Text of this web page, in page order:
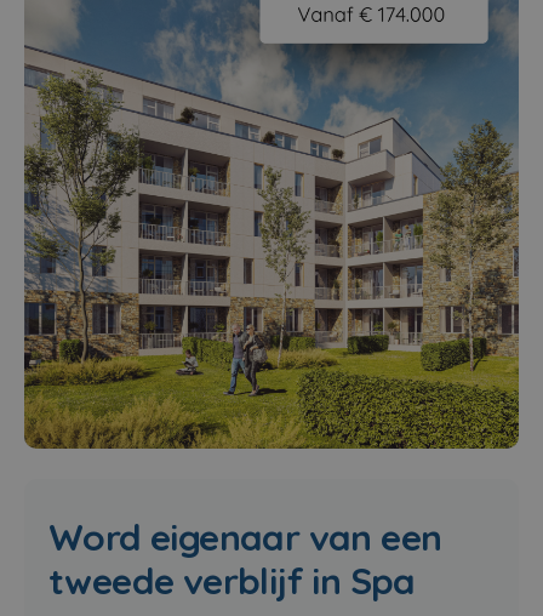
Word eigenaar van een
tweede verblijf in Spa